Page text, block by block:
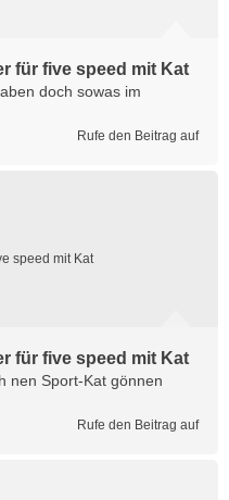
für five speed mit Kat
doch sowas im
Rufe den Beitrag auf
speed mit Kat
für five speed mit Kat
nen Sport-Kat gönnen
Rufe den Beitrag auf